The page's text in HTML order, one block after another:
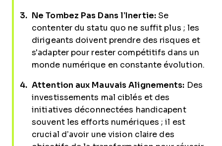
Ne Tombez Pas Dans l’Inertie: Se
contenter du statu quo ne suffit plus ; les
dirigeants doivent prendre des risques et
s'adapter pour rester compétitifs dans un
monde numérique en constante évolution.
Attention aux Mauvais Alignements: Des
investissements mal ciblés et des
initiatives déconnectées handicapent
souvent les efforts numériques ; il est
crucial d’avoir une vision claire des